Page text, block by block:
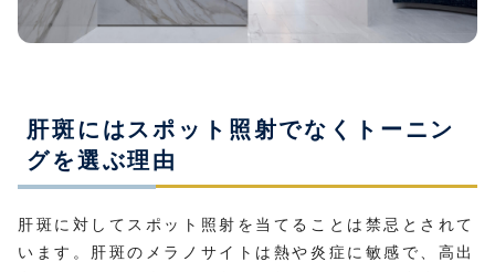
肝斑にはスポット照射でなくトーニン
グを選ぶ理由
肝斑に対してスポット照射を当てることは禁忌とされて
います。肝斑のメラノサイトは熱や炎症に敏感で、高出